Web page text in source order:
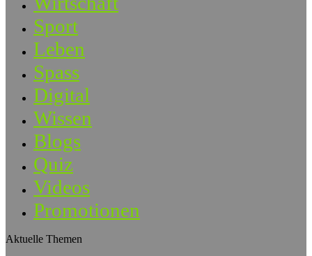
Sport
Leben
Spass
Digital
Wissen
Blogs
Quiz
Videos
Promotionen
Aktuelle Themen